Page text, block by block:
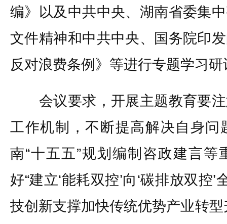
编》以及中共中央、湖南省委集
文件精神和中共中央、国务院印
反对浪费条例》等进行专题学习研
会议要求，开展主题教育要注
工作机制，不断提高解决自身问
南“十五五”规划编制咨政建言
好“建立‘能耗双控’向‘碳排放双控
技创新支撑加快传统优势产业转